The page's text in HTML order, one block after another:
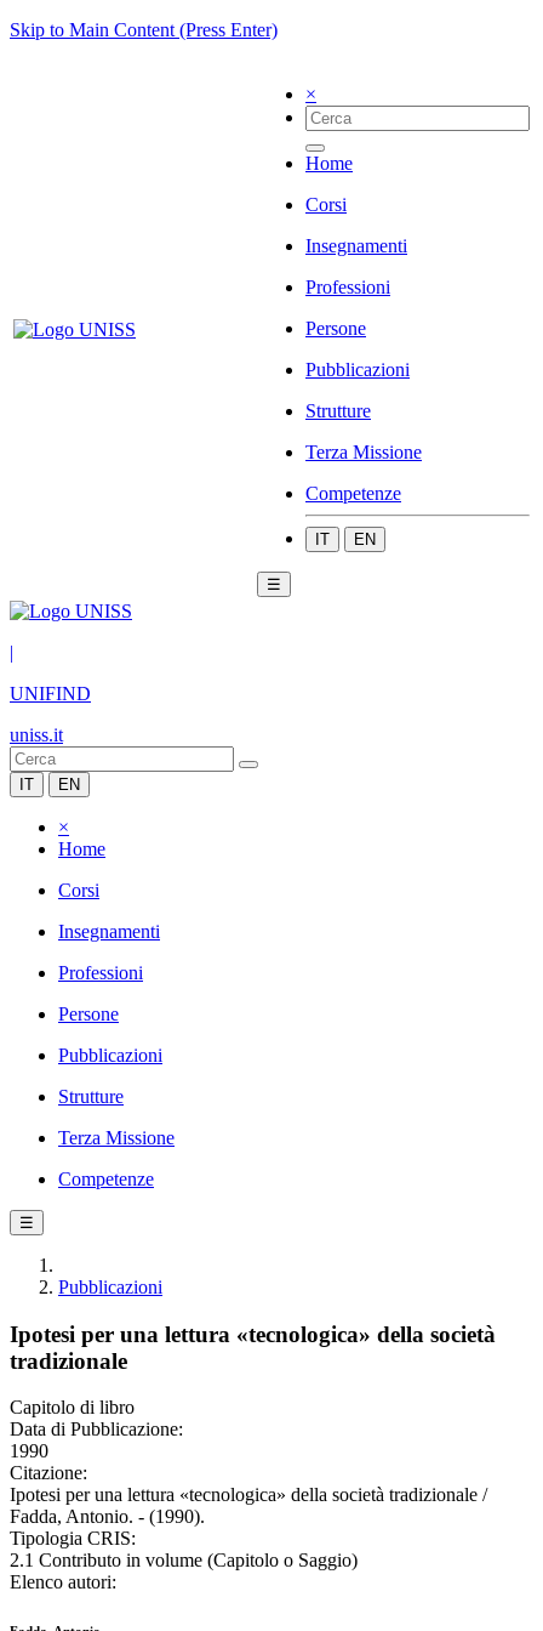
Skip to Main Content (Press Enter)
×
Home
Corsi
Insegnamenti
Professioni
Persone
Pubblicazioni
Strutture
Terza Missione
Competenze
IT EN
☰
|
UNIFIND
uniss.it
IT EN
×
Home
Corsi
Insegnamenti
Professioni
Persone
Pubblicazioni
Strutture
Terza Missione
Competenze
☰
Pubblicazioni
Ipotesi per una lettura «tecnologica» della società
tradizionale
Capitolo di libro
Data di Pubblicazione:
1990
Citazione:
Ipotesi per una lettura «tecnologica» della società tradizionale /
Fadda, Antonio. - (1990).
Tipologia CRIS:
2.1 Contributo in volume (Capitolo o Saggio)
Elenco autori: